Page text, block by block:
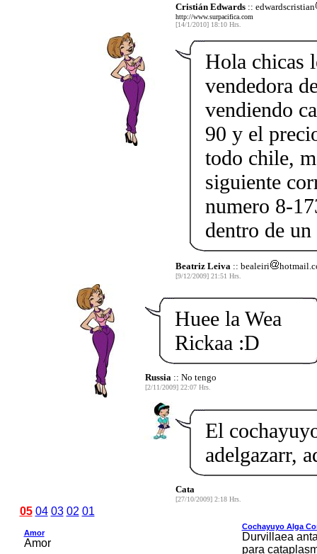
Cristián Edwards:: edwardscristian
http://www.surpacifica.com
[14/1/2010] 18:10 Hrs.
Hola chicas
vendedora
vendiendo
90 y el
todo chile,
siguiente
numero 8-
dentro de
Beatriz Leiva :: bealeiri
[9/12/2009] 21:51 Hrs.
Huee la Wea
Rickaa :D
Russia :: No tengo
[2/11/2009] 22:07 Hrs.
El
adelgazarr,
Cata
[27/10/2009] 2:18 Hrs.
05 04 03 02 01
Amor
Amor
Cochayuyo Alga
Durvillaea
para